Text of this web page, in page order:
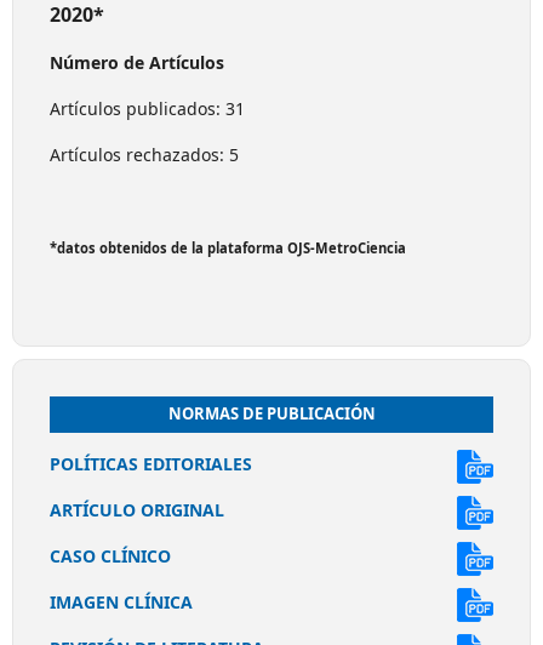
2020*
Número de Artículos
Artículos publicados: 31
Artículos rechazados: 5
*datos obtenidos de la plataforma OJS-MetroCiencia
NORMAS DE PUBLICACIÓN
POLÍTICAS EDITORIALES
ARTÍCULO ORIGINAL
CASO CLÍNICO
IMAGEN CLÍNICA